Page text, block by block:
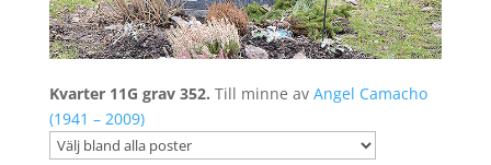
Kvarter 11G grav 352. Till minne av Angel Camacho
(1941 – 2009)